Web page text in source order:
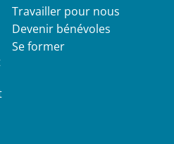
Travailler pour nous
Devenir bénévoles
Se former